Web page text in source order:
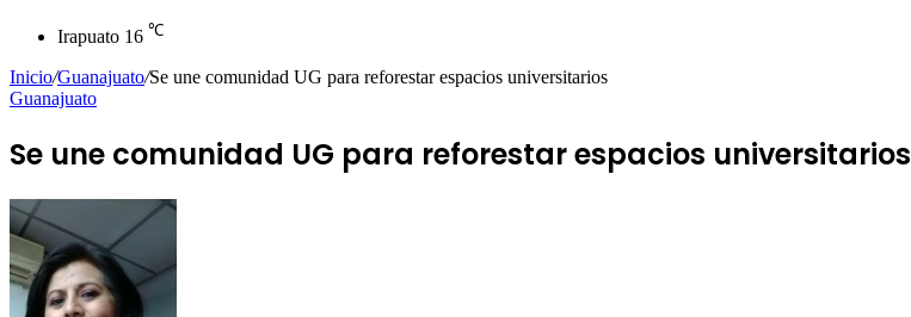
Irapuato 16 ℃
Inicio/Guanajuato/Se une comunidad UG para reforestar espacios universitarios
Guanajuato
Se une comunidad UG para reforestar espacios universitarios